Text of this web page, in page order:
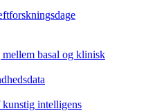
basal og klinisk
intelligens